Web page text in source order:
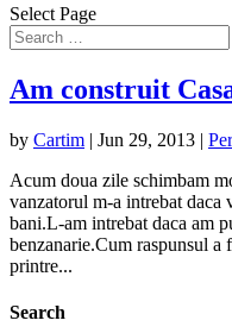
Select Page
Am construit
by Cartim | Jun 29, 2013 |
Acum doua zile schimbam
vanzatorul m-a intrebat daca
bani.L-am intrebat daca am
benzanarie.Cum raspunsul
printre...
Search